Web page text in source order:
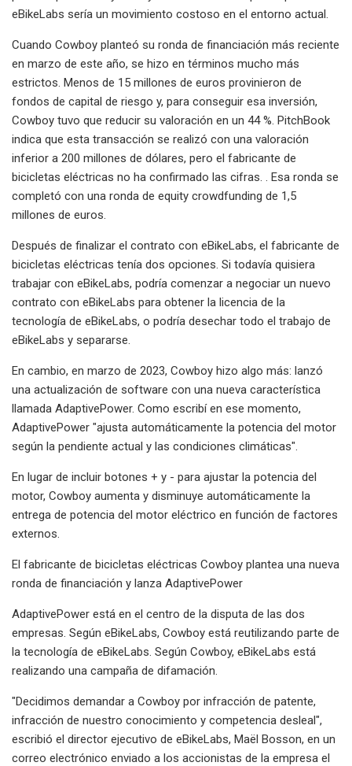
eBikeLabs sería un movimiento costoso en el entorno actual.
Cuando Cowboy planteó su ronda de financiación más reciente
en marzo de este año, se hizo en términos mucho más
estrictos. Menos de 15 millones de euros provinieron de
fondos de capital de riesgo y, para conseguir esa inversión,
Cowboy tuvo que reducir su valoración en un 44 %. PitchBook
indica que esta transacción se realizó con una valoración
inferior a 200 millones de dólares, pero el fabricante de
bicicletas eléctricas no ha confirmado las cifras. . Esa ronda se
completó con una ronda de equity crowdfunding de 1,5
millones de euros.
Después de finalizar el contrato con eBikeLabs, el fabricante de
bicicletas eléctricas tenía dos opciones. Si todavía quisiera
trabajar con eBikeLabs, podría comenzar a negociar un nuevo
contrato con eBikeLabs para obtener la licencia de la
tecnología de eBikeLabs, o podría desechar todo el trabajo de
eBikeLabs y separarse.
En cambio, en marzo de 2023, Cowboy hizo algo más: lanzó
una actualización de software con una nueva característica
llamada AdaptivePower. Como escribí en ese momento,
AdaptivePower "ajusta automáticamente la potencia del motor
según la pendiente actual y las condiciones climáticas".
En lugar de incluir botones + y - para ajustar la potencia del
motor, Cowboy aumenta y disminuye automáticamente la
entrega de potencia del motor eléctrico en función de factores
externos.
El fabricante de bicicletas eléctricas Cowboy plantea una nueva
ronda de financiación y lanza AdaptivePower
AdaptivePower está en el centro de la disputa de las dos
empresas. Según eBikeLabs, Cowboy está reutilizando parte de
la tecnología de eBikeLabs. Según Cowboy, eBikeLabs está
realizando una campaña de difamación.
"Decidimos demandar a Cowboy por infracción de patente,
infracción de nuestro conocimiento y competencia desleal",
escribió el director ejecutivo de eBikeLabs, Maël Bosson, en un
correo electrónico enviado a los accionistas de la empresa el